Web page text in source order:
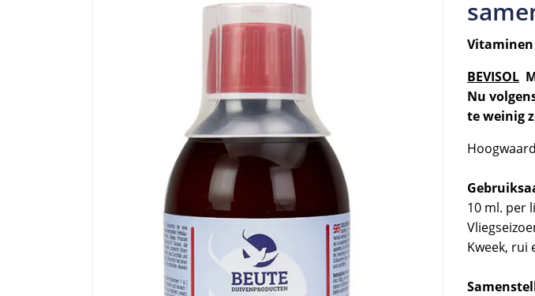
BEVISOL
Nu
te weinig
10 ml. per
Kweek, rui